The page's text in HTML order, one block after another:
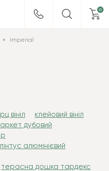
0
Imperial
вініл
клейовий вініл
дубовий
алюмінієвий
терасна дошка тардекс